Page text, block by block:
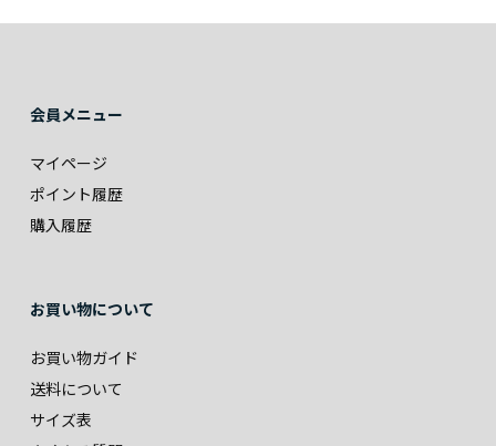
会員メニュー
マイページ
ポイント履歴
購入履歴
お買い物について
お買い物ガイド
送料について
サイズ表